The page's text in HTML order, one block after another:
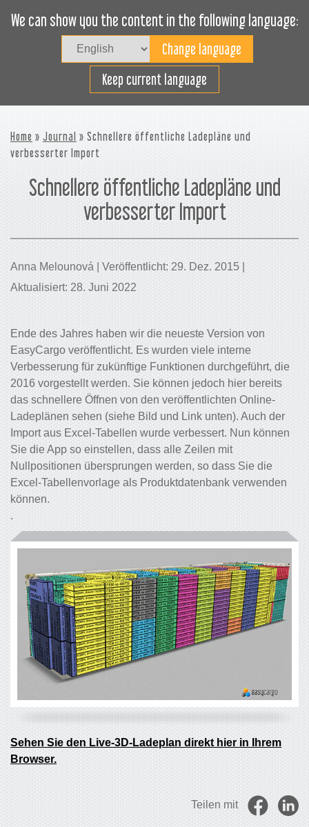
We can show you the content in the following language:
Keep current language
Effizientes Laden
Home » Journal » Schnellere öffentliche Ladepläne und
verbesserter Import
Schnellere öffentliche Ladepläne und
verbesserter Import
Anna Melounová | Veröffentlicht: 29. Dez. 2015 |
Aktualisiert: 28. Juni 2022
Ende des Jahres haben wir die neueste Version von
EasyCargo veröffentlicht. Es wurden viele interne
Verbesserung für zukünftige Funktionen durchgeführt, die
2016 vorgestellt werden. Sie können jedoch hier bereits
das schnellere Öffnen von den veröffentlichten Online-
Ladeplänen sehen (siehe Bild und Link unten). Auch der
Import aus Excel-Tabellen wurde verbessert. Nun können
Sie die App so einstellen, dass alle Zeilen mit
Nullpositionen übersprungen werden, so dass Sie die
Excel-Tabellenvorlage als Produktdatenbank verwenden
können.
.
Sehen Sie den Live-3D-Ladeplan direkt hier in Ihrem
Browser.
Teilen mit